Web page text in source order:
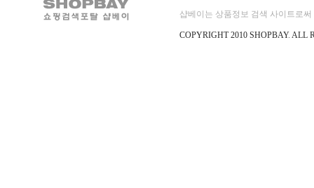
샵베이는 상품정보 검색 사이트로
COPYRIGHT 2010 SHOPBAY. ALL